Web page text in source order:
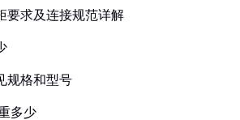
要求及连接规范详解
规格和型号
多少